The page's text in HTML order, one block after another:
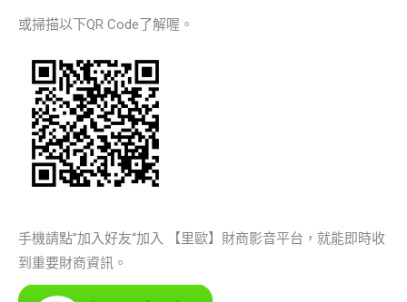
或掃描以下QR Code了解喔。
手機請點”加入好友“加入 【里歐】財商影音平台，就能即時收
到重要財商資訊。